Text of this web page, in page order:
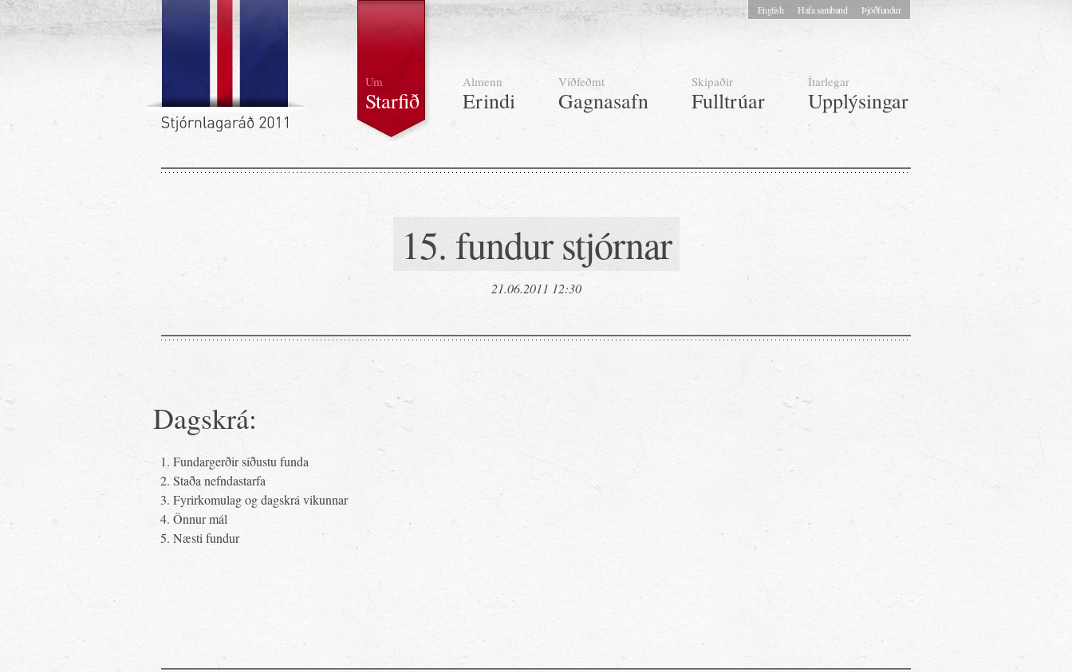
Um
Starfið
Almenn
Erindi
Víðfeðmt
Gagnasafn
Skipaðir
Fulltrúar
Ítarlegar
Upplýsingar
English Hafa samband Þjóðfundur
15. fundur stjórnar
21.06.2011 12:30
Dagskrá:
Fundargerðir síðustu funda
Staða nefndastarfa
Fyrirkomulag og dagskrá vikunnar
Önnur mál
Næsti fundur